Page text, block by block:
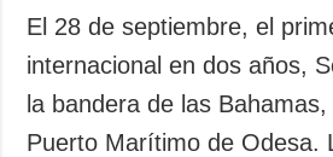
Economía
Defensa
Sociedad y
El 28 de septiembre, el
internacional en dos años,
la bandera de las
Puerto Marítimo de Odesa.